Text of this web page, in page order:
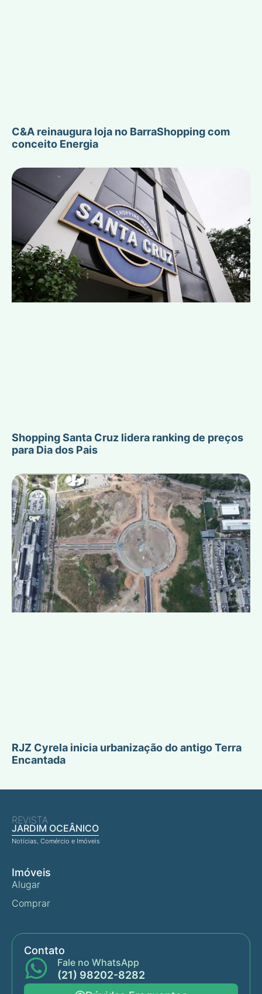
C&A reinaugura loja no BarraShopping com
conceito Energia
Shopping Santa Cruz lidera ranking de preços
para Dia dos Pais
RJZ Cyrela inicia urbanização do antigo Terra
Encantada
REVISTA
JARDIM OCEÂNICO
Notícias, Comércio e Imóveis
Imóveis
Alugar
Comprar
Contato
Fale no WhatsApp
(21) 98202-8282